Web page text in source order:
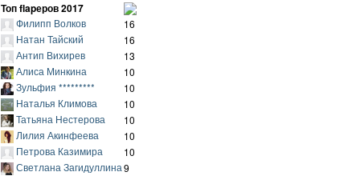
Топ flapеров 2017
Филипп Волков
16
Натан Тайский
16
Антип Вихирев
13
Алиса Минкина
10
Зульфия *********
10
Наталья Климова
10
Татьяна Нестерова
10
Лилия Акинфеева
10
Петрова Казимира
10
Светлана Загидуллина9